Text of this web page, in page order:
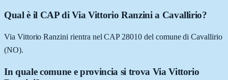
Qual è il CAP di Via Vittorio Ranzini a Cavallirio?
Via Vittorio Ranzini rientra nel CAP 28010 del comune di Cavallirio
(NO).
In quale comune e provincia si trova Via Vittorio